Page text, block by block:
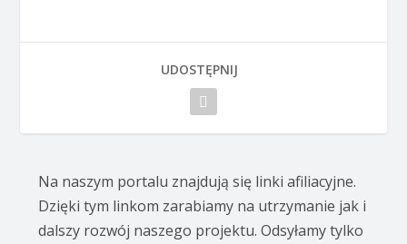
UDOSTĘPNIJ
Na naszym portalu znajdują się linki afiliacyjne.
Dzięki tym linkom zarabiamy na utrzymanie jak i
dalszy rozwój naszego projektu. Odsyłamy tylko